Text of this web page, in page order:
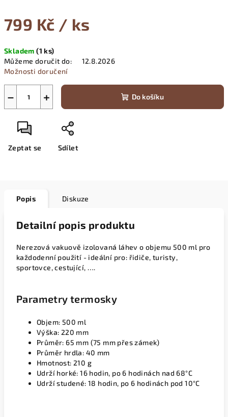
799 Kč / ks
cena:
Skladem(1 ks)
Můžeme doručit do:
12.8.2026
Možnosti doručení
+
− Do košíku
Zeptat se Sdílet
Popis Diskuze
Detailní popis produktu
Nerezová vakuově izolovaná láhev o objemu 500 ml pro
každodenní použití - ideální pro: řidiče, turisty,
sportovce, cestující, ….
Parametry termosky
Objem: 500 ml
Výška: 220 mm
Průměr: 65 mm (75 mm přes zámek)
Průměr hrdla: 40 mm
Hmotnost: 210 g
Udrží horké: 16 hodin, po 6 hodinách nad 68°C
Udrží studené: 18 hodin, po 6 hodinách pod 10°C